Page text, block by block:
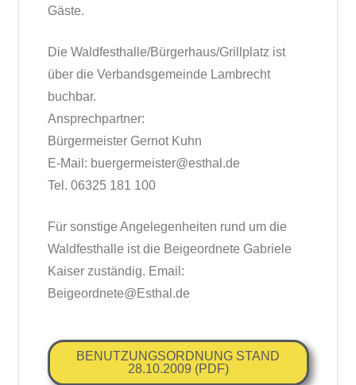
Gäste.
Die Waldfesthalle/Bürgerhaus/Grillplatz ist
über die Verbandsgemeinde Lambrecht
buchbar.
Ansprechpartner:
Bürgermeister Gernot Kuhn
E-Mail: buergermeister@esthal.de
Tel. 06325 181 100
Für sonstige Angelegenheiten rund um die
Waldfesthalle ist die Beigeordnete Gabriele
Kaiser zuständig. Email:
Beigeordnete@Esthal.de
BENUTZUNGSORDNUNG STAND
28.10.2009 (PDF)